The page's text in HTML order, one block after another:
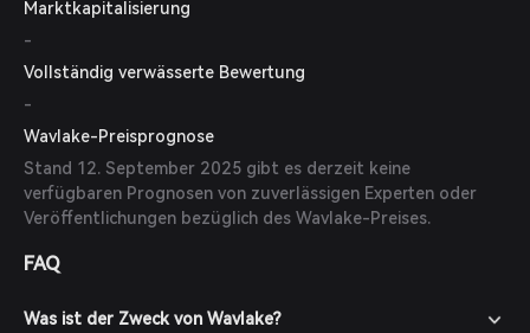
Marktkapitalisierung
-
Vollständig verwässerte Bewertung
-
Wavlake-Preisprognose
Stand 12. September 2025 gibt es derzeit keine
verfügbaren Prognosen von zuverlässigen Experten oder
Veröffentlichungen bezüglich des Wavlake-Preises.
FAQ
Was ist der Zweck von Wavlake?